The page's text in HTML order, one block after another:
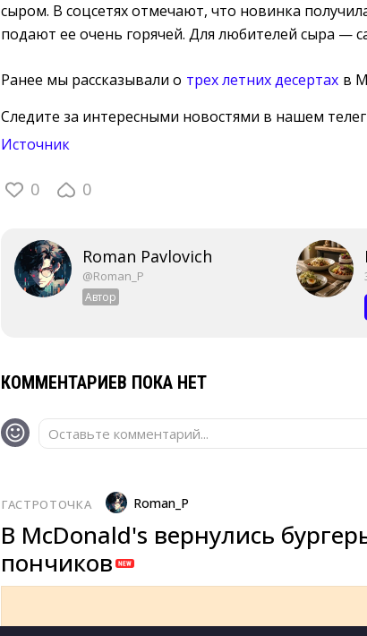
сыром. В соцсетях отмечают, что новинка
подают ее очень горячей. Для любителей сыра —
Ранее мы рассказывали о трех летних десертах в
Следите за интересными новостями в нашем
Источник
0 0
Roman Pavlovich
@Roman_P
Автор
КОММЕНТАРИЕВ ПОКА НЕТ
Оставьте комментарий...
ГАСТРОТОЧКА Roman_P
В McDonald's вернулись
пончиков